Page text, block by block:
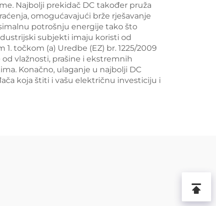
Najbolji prekidač DC također pruža
omogućavajući brže rješavanje
potrošnju energije tako što
subjekti imaju koristi od
točkom (a) Uredbe (EZ) br. 1225/2009
vlažnosti, prašine i ekstremnih
Konačno, ulaganje u najbolji DC
koja štiti i vašu električnu investiciju i